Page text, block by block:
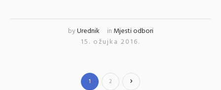
byUrednik in Mjesti odbori
15. ožujka 2016.
1 2